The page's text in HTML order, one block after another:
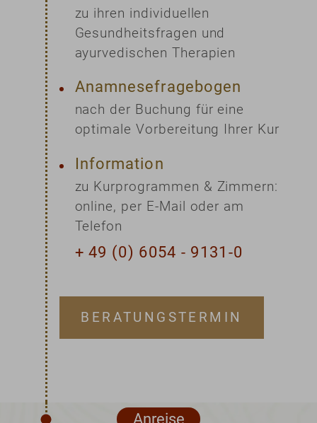
zu ihren individuellen
Gesundheitsfragen und
ayurvedischen Therapien
Anamnesefragebogen
nach der Buchung für eine
optimale Vorbereitung Ihrer Kur
Information
zu Kurprogrammen & Zimmern:
online, per E-Mail oder am
Telefon
+ 49 (0) 6054 - 9131-0
BERATUNGSTERMIN
Anreise